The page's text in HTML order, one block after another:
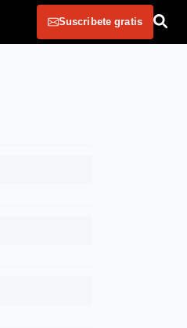
Suscribete gratis